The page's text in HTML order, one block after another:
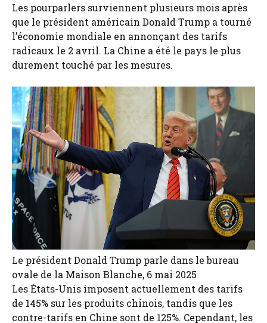
Les pourparlers surviennent plusieurs mois après
que le président américain Donald Trump a tourné
l’économie mondiale en annonçant des tarifs
radicaux le 2 avril. La Chine a été le pays le plus
durement touché par les mesures.
Le président Donald Trump parle dans le bureau
ovale de la Maison Blanche, 6 mai 2025
Les États-Unis imposent actuellement des tarifs
de 145% sur les produits chinois, tandis que les
contre-tarifs en Chine sont de 125%. Cependant, les